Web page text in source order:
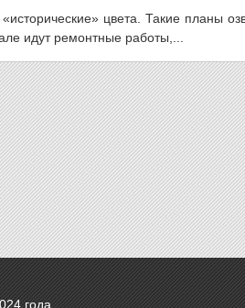
цвета. Такие планы
идут ремонтные работы,...
года.